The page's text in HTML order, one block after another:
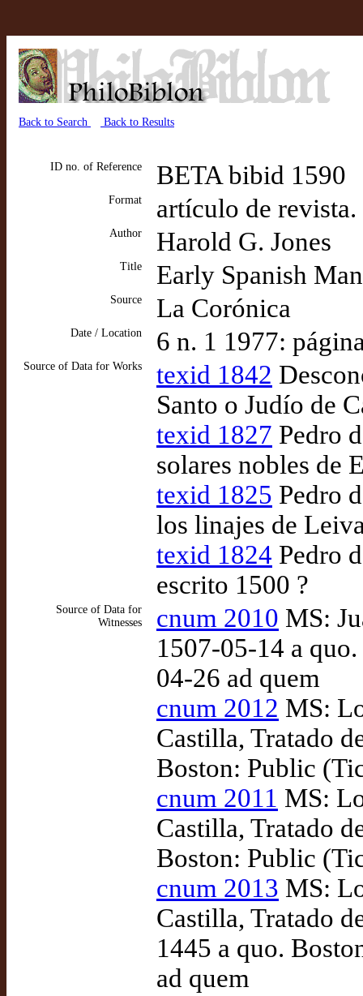
Back to Search Back to Results
ID no. of Reference BETA bibid 1590
Format artículo de
Author Harold G. Jones
Title Early Spanish
Source La Corónica
Date / Location 6 n. 1 1977:
Source of Data for Works texid 1842
Santo o Judío de
texid 1827 Pedro
solares nobles de
texid 1825 Pedro
los linajes de
texid 1824 Pedro
escrito 1500 ?
Source of Data for
Witnesses
cnum 2010 MS:
1507-05-14 a
04-26 ad quem
cnum 2012 MS:
Castilla, Tratado
Boston: Public
cnum 2011 MS:
Castilla, Tratado
Boston: Public
cnum 2013 MS:
Castilla, Tratado
1445 a quo.
ad quem